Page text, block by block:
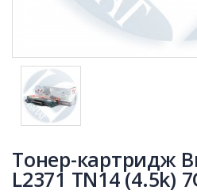
Тонер-картридж
L2371 TN14 (4.5k)